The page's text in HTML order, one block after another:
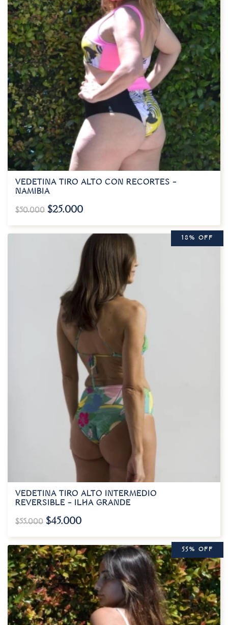
VEDETINA TIRO ALTO CON RECORTES –
NAMIBIA
$50.000 $25.000
18% OFF
VEDETINA TIRO ALTO INTERMEDIO
REVERSIBLE – ILHA GRANDE
$55.000 $45.000
55% OFF